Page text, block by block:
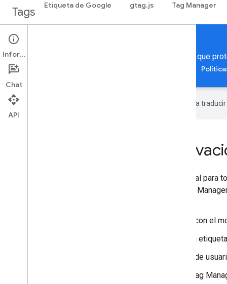
Tags Etiqueta de Google gtag.js Tag Manager
Security & Privacy
Aprende a ejecutar un entorno de etiquetado seguro que
Conceptos y prácticas recomendadas
Google utiliza tecnología de IA para
Centro de seguridad y
El centro de seguridad y privacidad es el lugar central para
seguridad y privacidad compatibles con Google Tag
Protección de las elecciones de los usuarios con el
Cómo prepararse para los datos de origen con
Cómo administrar las cuentas y los permisos de
Mejora la seguridad de los contenedores de Tag
Información
Chat
API